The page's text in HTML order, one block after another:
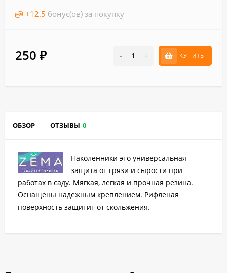
+12.5 бонус(ов) за покупку
250 ₽ - + КУПИТЬ
ОБЗОР ОТЗЫВЫ 0
Наколенники это универсальная
защита от грязи и сырости при
работах в саду. Мягкая, легкая и прочная резина.
Оснащены надежным креплением. Рифленая
поверхность защитит от скольжения.